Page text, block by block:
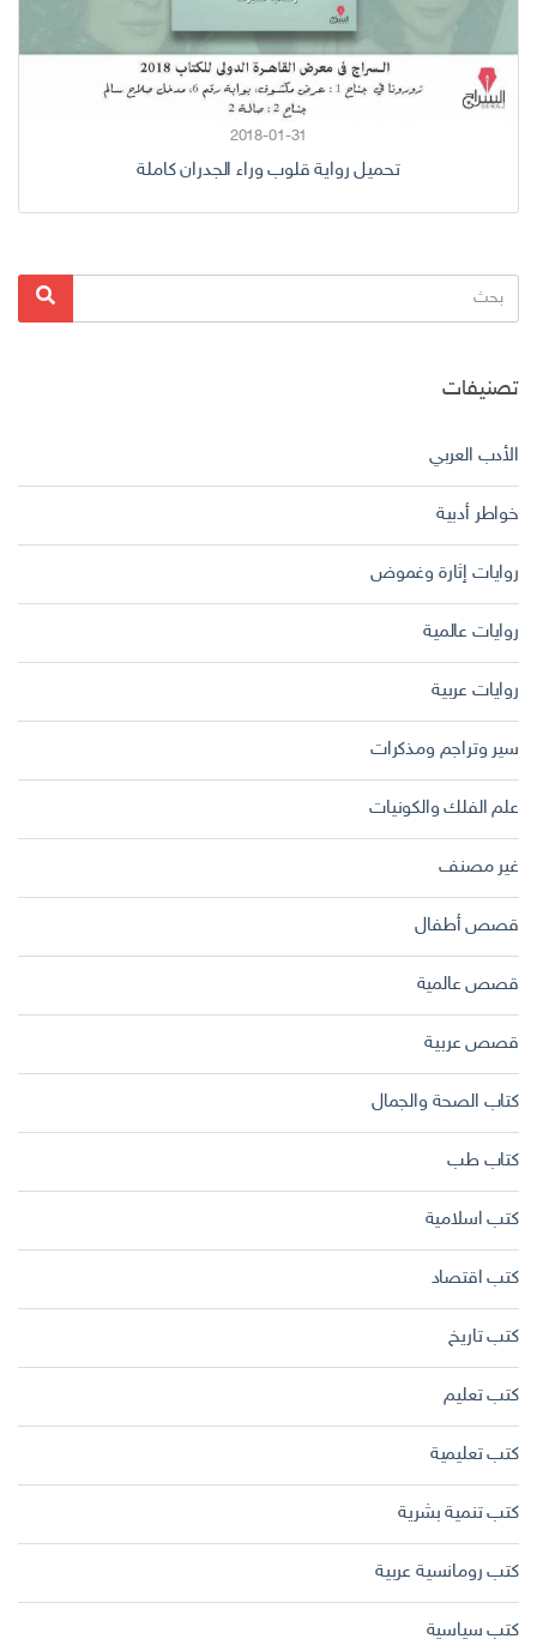
2018-01-31
تحميل رواية قلوب وراء الجدران كاملة
البحث
عن:
بحث
تصنيفات
الأدب العربي
خواطر أدبية
روايات إثارة وغموض
روايات عالمية
روايات عربية
سير وتراجم ومذكرات
علم الفلك والكونيات
غير مصنف
قصص أطفال
قصص عالمية
قصص عربية
كتاب الصحة والجمال
كتاب طب
كتب اسلامية
كتب اقتصاد
كتب تاريخ
كتب تعليم
كتب تعليمية
كتب تنمية بشرية
كتب رومانسية عربية
كتب سياسية